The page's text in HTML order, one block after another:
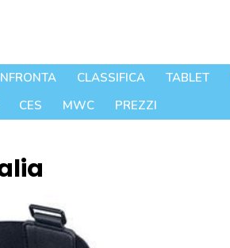
CLASSIFICA TABLET
CES MWC PREZZI